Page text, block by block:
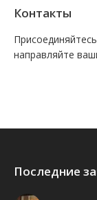
Контакты
направляйте
Последние